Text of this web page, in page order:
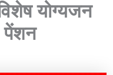
योग्यजन
पेंशन